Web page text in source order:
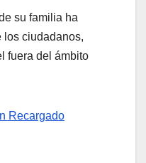
su familia ha
los ciudadanos,
fuera del ámbito
Recargado